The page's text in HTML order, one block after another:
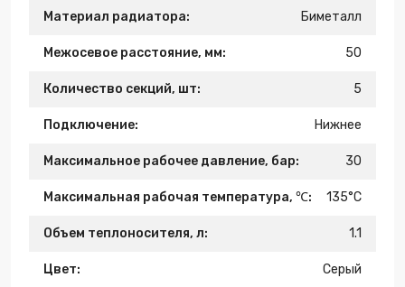
Материал радиатора: Биметалл
Межосевое расстояние, мм: 50
Количество секций, шт: 5
Подключение: Нижнее
Максимальное рабочее давление, бар: 30
Максимальная рабочая температура, ℃: 135°C
Объем теплоносителя, л: 1.1
Цвет: Серый